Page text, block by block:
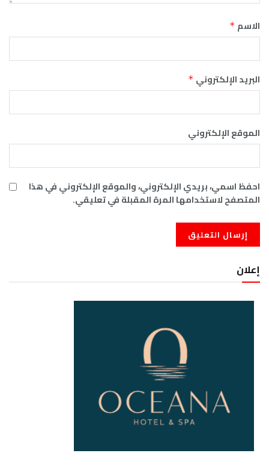
الاسم *
البريد الإلكتروني *
الموقع الإلكتروني
احفظ اسمي، بريدي الإلكتروني، والموقع الإلكتروني في هذا
المتصفح لاستخدامها المرة المقبلة في تعليقي.
إعلان